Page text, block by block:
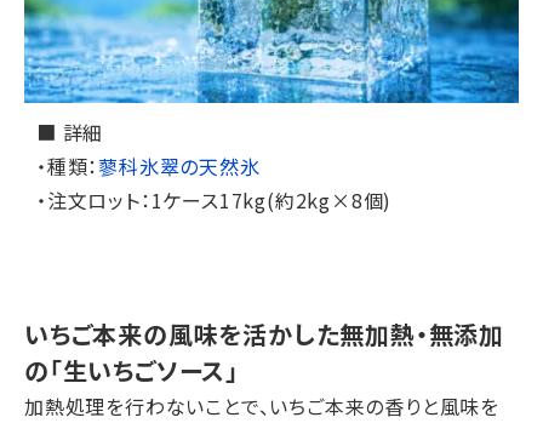
■ 詳細
・種類：蓼科氷翠の天然氷
・注文ロット：1ケース17kg(約2kg×8個)
いちご本来の風味を活かした無加熱・無添加
の「生いちごソース」
加熱処理を行わないことで、いちご本来の香りと風味を